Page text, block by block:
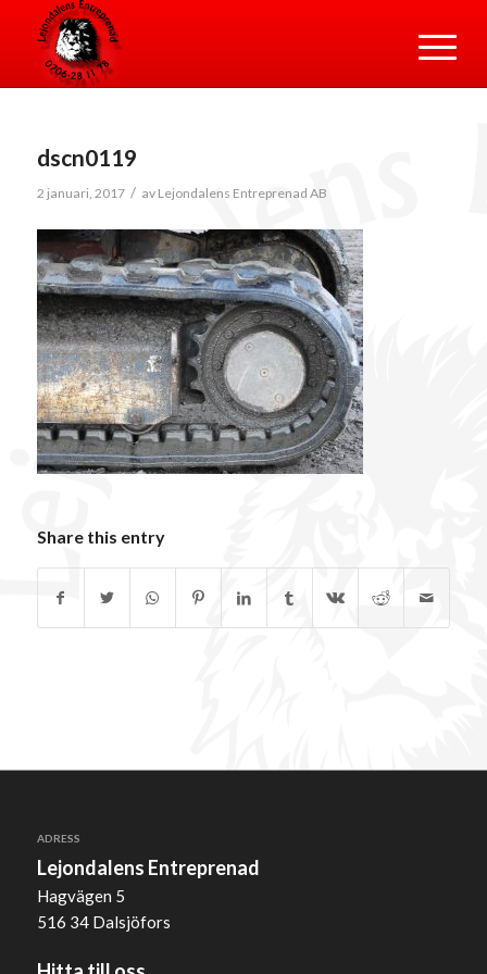
dscn0119
2 januari, 2017 / av Lejondalens Entreprenad AB
Share this entry
ADRESS
Lejondalens Entreprenad
Hagvägen 5
516 34 Dalsjöfors